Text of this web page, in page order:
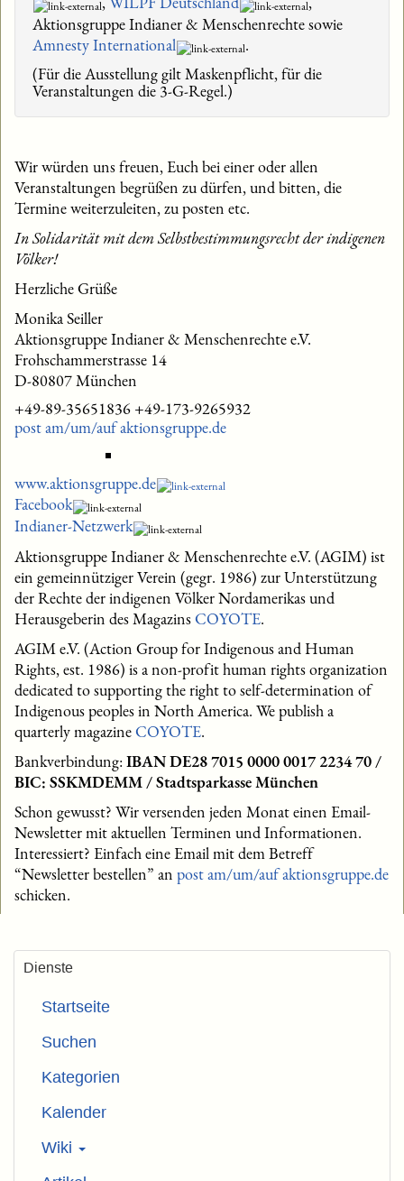
Aktionsgruppe Indianer & Menschenrechte sowie
Amnesty International
.
(Für die Ausstellung gilt Maskenpflicht, für die
Veranstaltungen die 3-G-Regel.)
Wir würden uns freuen, Euch bei einer oder allen
Veranstaltungen begrüßen zu dürfen, und bitten, die
Termine weiterzuleiten, zu posten etc.
In Solidarität mit dem Selbstbestimmungsrecht der indigenen
Völker!
Herzliche Grüße
Monika Seiller
Aktionsgruppe Indianer & Menschenrechte e.V.
Frohschammerstrasse 14
D-80807 München
+49-89-35651836 +49-173-9265932
post am/um/auf aktionsgruppe.de
www.aktionsgruppe.de
Facebook
Indianer-Netzwerk
Aktionsgruppe Indianer & Menschenrechte e.V. (AGIM) ist
ein gemeinnütziger Verein (gegr. 1986) zur Unterstützung
der Rechte der indigenen Völker Nordamerikas und
Herausgeberin des MagazinsCOYOTE.
AGIM e.V. (Action Group for Indigenous and Human
Rights, est. 1986) is a non-profit human rights organization
dedicated to supporting the right to self-determination of
Indigenous peoples in North America. We publish a
quarterly magazineCOYOTE.
Bankverbindung: IBAN DE28 7015 0000 0017 2234 70 /
BIC: SSKMDEMM / Stadtsparkasse München
Schon gewusst? Wir versenden jeden Monat einen Email-
Newsletter mit aktuellen Terminen und Informationen.
Interessiert? Einfach eine Email mit dem Betreff
“Newsletter bestellen” an post am/um/auf aktionsgruppe.de
schicken.
Dienste
Startseite
Suchen
Kategorien
Kalender
Wiki